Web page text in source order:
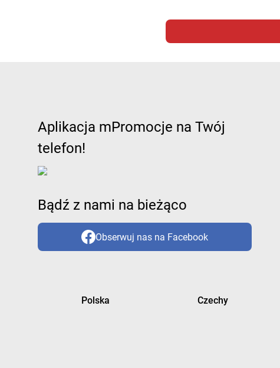
Aplikacja mPromocje na Twój
telefon!
Bądź z nami na bieżąco
Obserwuj nas na Facebook
Polska Czechy